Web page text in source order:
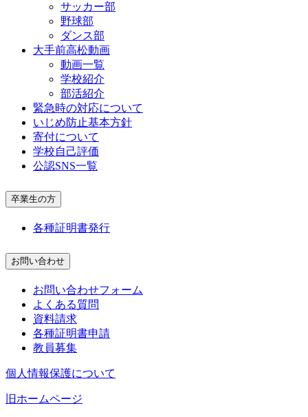
サッカー部
野球部
ダンス部
大手前高松動画
動画一覧
学校紹介
部活紹介
緊急時の対応について
いじめ防止基本方針
寄付について
学校自己評価
公認SNS一覧
卒業生の方
各種証明書発行
お問い合わせ
お問い合わせフォーム
よくある質問
資料請求
各種証明書申請
教員募集
個人情報保護について
旧ホームページ